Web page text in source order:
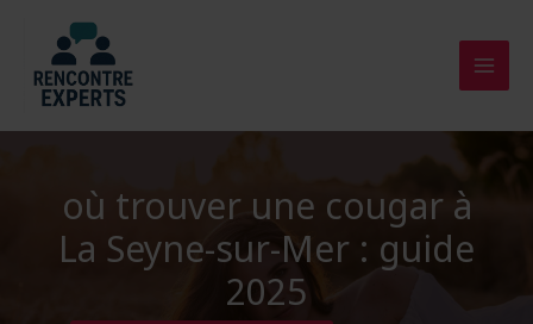
contenu
où trouver une cougar à
La Seyne-sur-Mer : guide
2025